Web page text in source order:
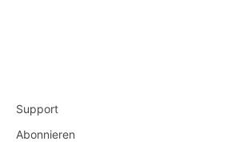
Support
Abonnieren